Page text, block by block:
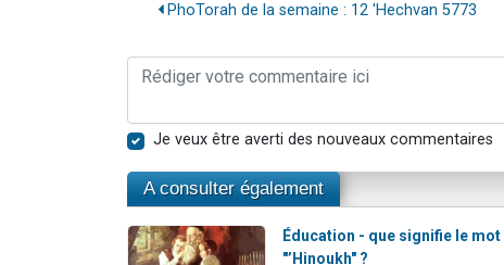
PhoTorah de la semaine : 12 'Hechvan 5773
Je veux être averti des nouveaux commentaires
A consulter également
Éducation - que signifie le mot
"’Hinoukh" ?